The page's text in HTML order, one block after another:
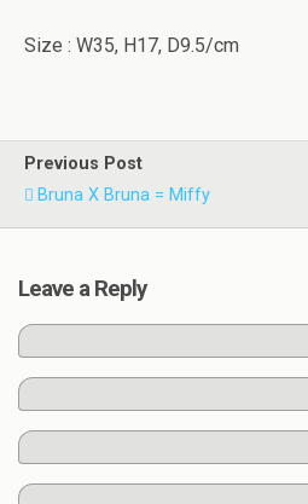
Size : W35, H17, D9.5/cm
Previous Post
Bruna X Bruna = Miffy
Leave a Reply